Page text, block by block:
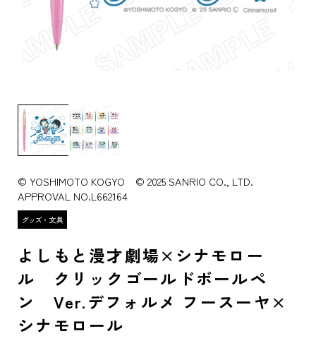
© YOSHIMOTO KOGYO © 2025 SANRIO CO., LTD.
APPROVAL NO.L662164
よしもと漫才劇場×シナモロー
ル クリックゴールドボールペ
ン Ver.デフォルメ フースーヤ×
シナモロール